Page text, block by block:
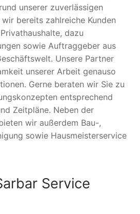
unserer zuverlässigen
bereits zahlreiche Kunden
dazu
sowie Auftraggeber aus
Unsere Partner
unserer Arbeit genauso
Gerne beraten wir Sie zu
entsprechend
Zeitpläne. Neben der
wir außerdem Bau-,
sowie Hausmeisterservice
Service